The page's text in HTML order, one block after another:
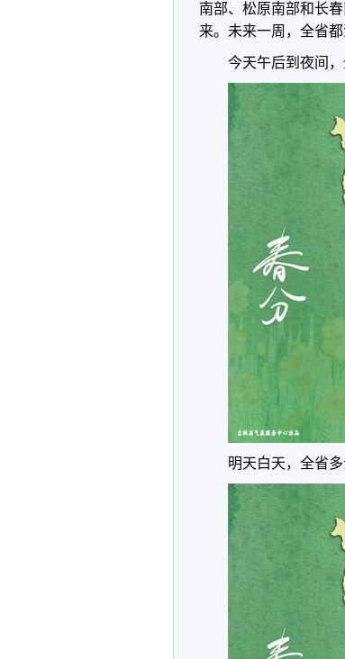
南部、松原南部和长
来。未来一周，全省
今天午后到夜间，
明天白天，全省